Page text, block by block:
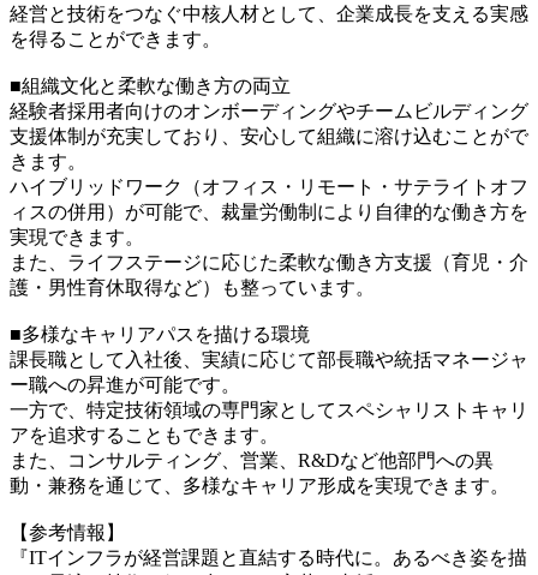
経営と技術をつなぐ中核人材として、企業成長を支える実感
を得ることができます。
■組織文化と柔軟な働き方の両立
経験者採用者向けのオンボーディングやチームビルディング
支援体制が充実しており、安心して組織に溶け込むことがで
きます。
ハイブリッドワーク（オフィス・リモート・サテライトオフ
ィスの併用）が可能で、裁量労働制により自律的な働き方を
実現できます。
また、ライフステージに応じた柔軟な働き方支援（育児・介
護・男性育休取得など）も整っています。
■多様なキャリアパスを描ける環境
課長職として入社後、実績に応じて部長職や統括マネージャ
ー職への昇進が可能です。
一方で、特定技術領域の専門家としてスペシャリストキャリ
アを追求することもできます。
また、コンサルティング、営業、R&Dなど他部門への異
動・兼務を通じて、多様なキャリア形成を実現できます。
【参考情報】
『ITインフラが経営課題と直結する時代に。あるべき姿を描